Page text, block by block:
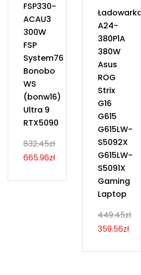
FSP330-
ACAU3
300W
FSP
System76
Bonobo
WS
(bonw16)
Ultra 9
RTX5090
832.45zł
665.96zł
Ładowarka
A24-
380P1A
380W
Asus
ROG
Strix
G16
G615
G615LW-
S5092X
G615LW-
S5091X
Gaming
Laptop
449.45zł
359.56zł